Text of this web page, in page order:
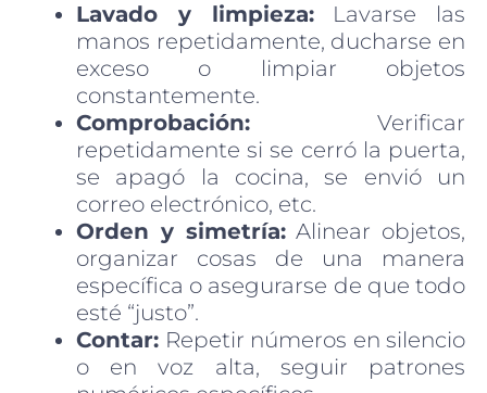
Lavado y limpieza:Lavarse las
manos repetidamente, ducharse en
exceso o limpiar objetos
constantemente.
Comprobación: Verificar
repetidamente si se cerró la puerta,
se apagó la cocina, se envió un
correo electrónico, etc.
Orden y simetría:Alinear objetos,
organizar cosas de una manera
específica o asegurarse de que todo
esté “justo”.
Contar: Repetir números en silencio
o en voz alta, seguir patrones